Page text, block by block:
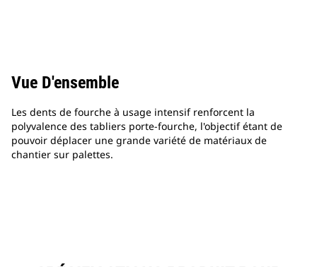
Vue D'ensemble
Les dents de fourche à usage intensif renforcent la
polyvalence des tabliers porte-fourche, l'objectif étant de
pouvoir déplacer une grande variété de matériaux de
chantier sur palettes.